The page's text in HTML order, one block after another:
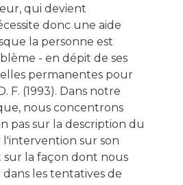
qui devient
donc une aide
la personne est
- en dépit de ses
permanentes pour
F. (1993). Dans notre
nous concentrons
pas sur la description du
l'intervention sur son
la façon dont nous
les tentatives de